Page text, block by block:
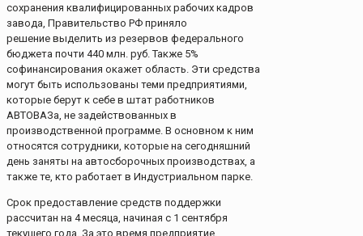
сохранения квалифицированных рабочих кадров
завода, Правительство РФ приняло
решение выделить из резервов федерального
бюджета почти 440 млн. руб. Также 5%
софинансирования окажет область. Эти средства
могут быть использованы теми предприятиями,
которые берут к себе в штат работников
АВТОВАЗа, не задействованных в
производственной программе. В основном к ним
относятся сотрудники, которые на сегодняшний
день заняты на автосборочных производствах, а
также те, кто работает в Индустриальном парке.
Срок предоставление средств поддержки
рассчитан на 4 месяца, начиная с 1 сентября
текущего года. За это время предприятие,